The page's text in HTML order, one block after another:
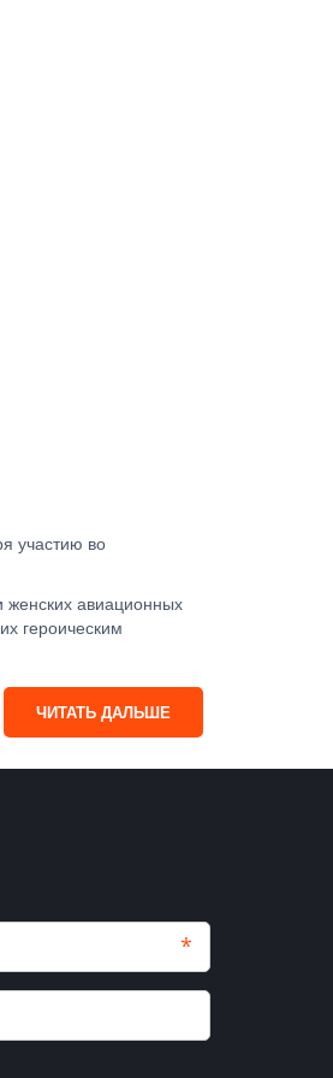
участию во
авиационных
героическим
ЧИТАТЬ ДАЛЬШЕ
*